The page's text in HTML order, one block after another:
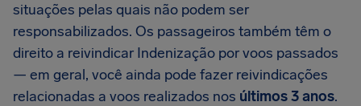
situações pelas quais não podem ser
responsabilizados. Os passageiros também têm o
direito a reivindicar Indenização por voos passados
— em geral, você ainda pode fazer reivindicações
relacionadas a voos realizados nos últimos 3 anos.